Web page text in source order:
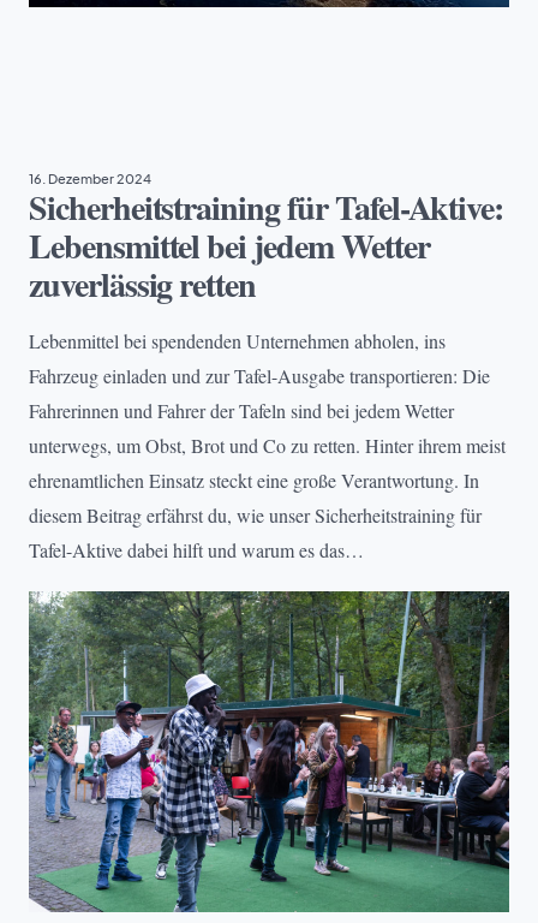
16. Dezember 2024
Sicherheitstraining für Tafel-Aktive:
Lebensmittel bei jedem Wetter
zuverlässig retten
Lebenmittel bei spendenden Unternehmen abholen, ins
Fahrzeug einladen und zur Tafel-Ausgabe transportieren: Die
Fahrerinnen und Fahrer der Tafeln sind bei jedem Wetter
unterwegs, um Obst, Brot und Co zu retten. Hinter ihrem meist
ehrenamtlichen Einsatz steckt eine große Verantwortung. In
diesem Beitrag erfährst du, wie unser Sicherheitstraining für
Tafel-Aktive dabei hilft und warum es das…